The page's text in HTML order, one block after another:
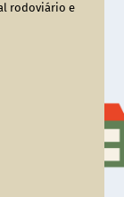
rodoviário e